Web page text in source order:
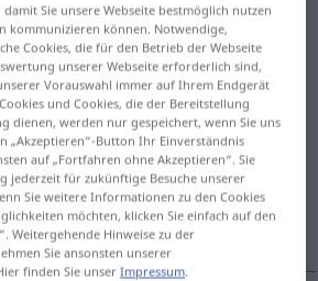
anklicken/antippen)
укус удар
колотье гравюра
Sie unsere Webseite bestmöglich nutzen
kommunizieren können. Notwendige,
Cookies, die für den Betrieb der Webseite
unserer Webseite erforderlich sind,
Vorauswahl immer auf Ihrem Endgerät
und Cookies, die der Bereitstellung
dienen, werden nur gespeichert, wenn Sie uns
„Akzeptieren“-Button Ihr Einverständnis
auf „Fortfahren ohne Akzeptieren“. Sie
jederzeit für zukünftige Besuche unserer
Sie weitere Informationen zu den Cookies
möchten, klicken Sie einfach auf den
Weitergehende Hinweise zu der
Sie ansonsten unserer
finden Sie unserImpressum.